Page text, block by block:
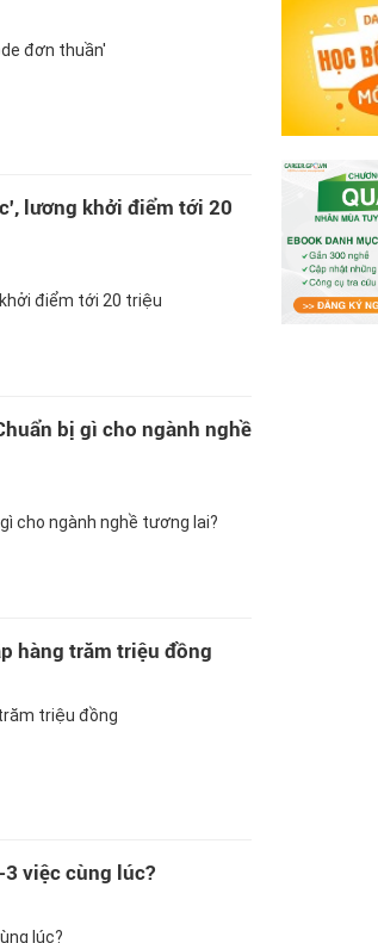
đơn thuần'
lương khởi điểm tới 20
điểm tới 20 triệu
bị gì cho ngành nghề
cho ngành nghề tương lai?
hàng trăm triệu đồng
triệu đồng
việc cùng lúc?
lúc?